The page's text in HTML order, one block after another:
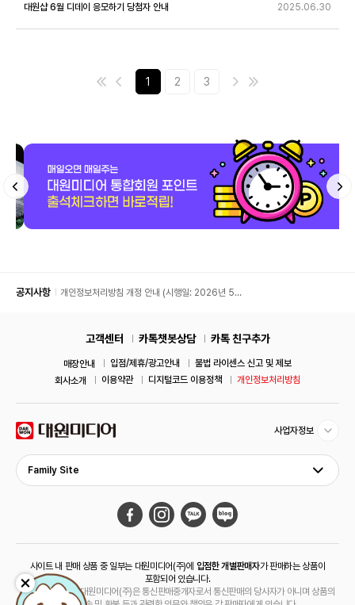
대원샵 6월 디데이 응모하기 당첨자 안내 2025.06.30
1 2 3
공지사항
개인정보처리방침 개정 안내 (시행일: 2026년 5월
고객센터 카톡챗봇상담 카톡 친구추가
매장안내 입점/제휴/광고안내
불법 라이센스 신고 및 제보
회사소개
이용약관 디지털코드 이용정책 개인정보처리방침
사업자정보
Family Site
사이트 내 판매 상품 중 일부는 대원미디어(주)에 입점한 개별판매자가 판매하는 상품이
포함되어 있습니다.
해당 상품의 경우 대원미디어(주)은 통신판매중개자로서 통신판매의 당사자가 아니며 상품의